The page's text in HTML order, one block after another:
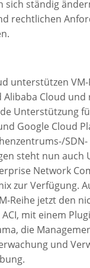
sich ständig
rechtlichen
unterstützen
Alibaba Cloud
Unterstützung
Google Cloud
steht nun auch
Network
zur Verfügung.
Reihe jetzt den
mit einem
die
und